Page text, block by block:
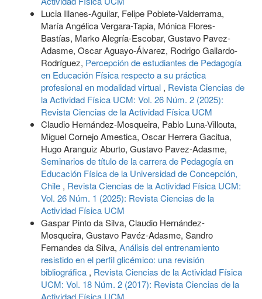
Lucia Illanes-Aguilar, Felipe Poblete-Valderrama,
María Angélica Vergara-Tapia, Mónica Flores-
Bastías, Marko Alegría-Escobar, Gustavo Pavez-
Adasme, Oscar Aguayo-Álvarez, Rodrigo Gallardo-
Rodríguez, Percepción de estudiantes de Pedagogía
en Educación Física respecto a su práctica
profesional en modalidad virtual , Revista Ciencias de
la Actividad Física UCM: Vol. 26 Núm. 2 (2025):
Revista Ciencias de la Actividad Física UCM
Claudio Hernández-Mosqueira, Pablo Luna-Villouta,
Miguel Cornejo Amestica, Oscar Herrera Gacitua,
Hugo Aranguiz Aburto, Gustavo Pavez-Adasme,
Seminarios de título de la carrera de Pedagogía en
Educación Física de la Universidad de Concepción,
Chile , Revista Ciencias de la Actividad Física UCM:
Vol. 26 Núm. 1 (2025): Revista Ciencias de la
Actividad Física UCM
Gaspar Pinto da Silva, Claudio Hernández-
Mosqueira, Gustavo Pavéz-Adasme, Sandro
Fernandes da Silva, Análisis del entrenamiento
resistido en el perfil glicémico: una revisión
bibliográfica , Revista Ciencias de la Actividad Física
UCM: Vol. 18 Núm. 2 (2017): Revista Ciencias de la
Actividad Física UCM